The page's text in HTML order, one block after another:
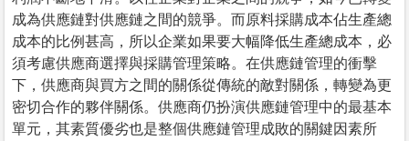
成為供應鏈對供應鏈之間的競爭。而原料採購成本佔生產總
成本的比例甚高，所以企業如果要大幅降低生產總成本，必
須考慮供應商選擇與採購管理策略。在供應鏈管理的衝擊
下，供應商與買方之間的關係從傳統的敵對關係，轉變為更
密切合作的夥伴關係。供應商仍扮演供應鏈管理中的最基本
單元，其素質優劣也是整個供應鏈管理成敗的關鍵因素所